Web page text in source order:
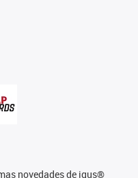
novedades de igus®